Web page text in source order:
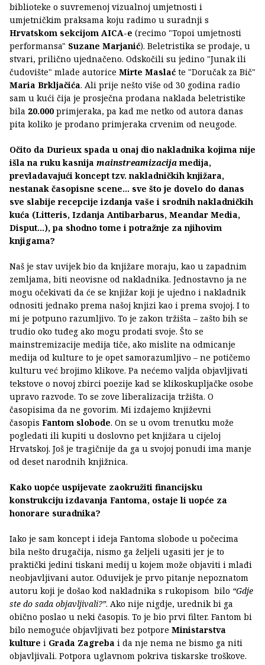
biblioteke o suvremenoj vizualnoj umjetnosti i
umjetničkim praksama koju radimo u suradnji s
Hrvatskom sekcijom AICA-e (recimo "Topoi umjetnosti
performansa" Suzane Marjanić). Beletristika se prodaje, u
stvari, prilično ujednačeno. Odskočili su jedino "Junak ili
čudovište" mlade autorice Mirte Maslać te "Doručak za Bič"
Maria Brkljačića. Ali prije nešto više od 30 godina radio
sam u kući čija je prosječna prodana naklada beletristike
bila 20.000 primjeraka, pa kad me netko od autora danas
pita koliko je prodano primjeraka crvenim od neugode.
Očito da Durieux spada u onaj dio nakladnika kojima nije
išla na ruku kasnija mainstreamizacijamedija,
prevladavajući koncept tzv. nakladničkih knjižara,
nestanak časopisne scene... sve što je dovelo do danas
sve slabije recepcije izdanja vaše i srodnih nakladničkih
kuća (Litteris, Izdanja Antibarbarus, Meandar Media,
Disput...), pa shodno tome i potražnje za njihovim
knjigama?
Naš je stav uvijek bio da knjižare moraju, kao u zapadnim
zemljama, biti neovisne od nakladnika. Jednostavno ja ne
mogu očekivati da će se knjižar koji je ujedno i nakladnik
odnositi jednako prema našoj knjizi kao i prema svojoj. I to
mi je potpuno razumljivo. To je zakon tržišta – zašto bih se
trudio oko tuđeg ako mogu prodati svoje. Što se
mainstremizacije medija tiče, ako mislite na odmicanje
medija od kulture to je opet samorazumljivo – ne potičemo
kulturu već brojimo klikove. Pa nećemo valjda objavljivati
tekstove o novoj zbirci poezije kad se klikoskupljačke osobe
upravo razvode. To se zove liberalizacija tržišta. O
časopisima da ne govorim. Mi izdajemo književni
časopis Fantom slobode. On se u ovom trenutku može
pogledati ili kupiti u doslovno pet knjižara u cijeloj
Hrvatskoj. Još je tragičnije da ga u svojoj ponudi ima manje
od deset narodnih knjižnica.
Kako uopće uspijevate zaokružiti financijsku
konstrukciju izdavanja Fantoma, ostaje li uopće za
honorare suradnika?
Iako je sam koncept i ideja Fantoma slobode u počecima
bila nešto drugačija, nismo ga željeli ugasiti jer je to
praktički jedini tiskani medij u kojem može objaviti i mlađi
neobjavljivani autor. Oduvijek je prvo pitanje nepoznatom
autoru koji je došao kod nakladnika s rukopisom bilo “Gdje
ste do sada objavljivali?”. Ako nije nigdje, urednik bi ga
obično poslao u neki časopis. To je bio prvi filter. Fantom bi
bilo nemoguće objavljivati bez potpore Ministarstva
kulture i Grada Zagreba i da nje nema ne bismo ga niti
objavljivali. Potpora uglavnom pokriva tiskarske troškove.